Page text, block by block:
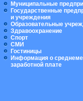
Муниципальные
Государственные
и учреждения
Образовательные
Здравоохранение
Спорт
СМИ
Гостиницы
Информация о
заработной плате